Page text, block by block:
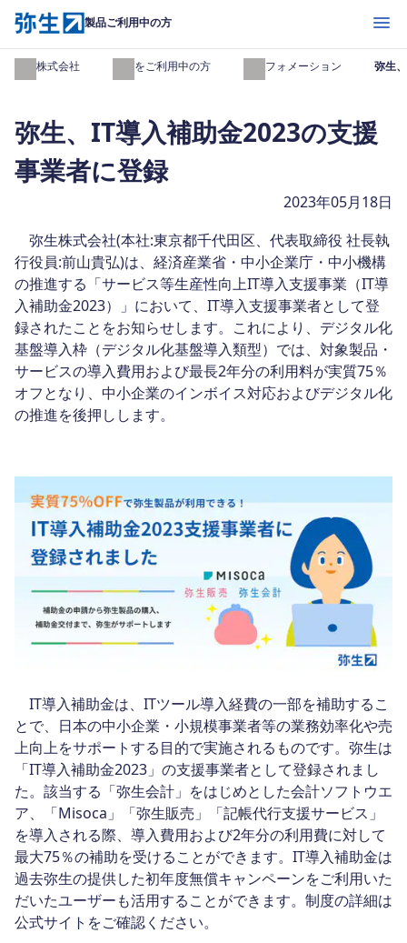
製品ご利用中の方 開く
弥生株式会社 製品をご利用中の方 インフォメーション 弥生
弥生、IT導入補助金2023の支援
事業者に登録
2023年05月18日
弥生株式会社(本社:東京都千代田区、代表取締役 社長執
行役員:前山貴弘)は、経済産業省・中小企業庁・中小機構
の推進する「サービス等生産性向上IT導入支援事業（IT導
入補助金2023）」において、IT導入支援事業者として登
録されたことをお知らせします。これにより、デジタル化
基盤導入枠（デジタル化基盤導入類型）では、対象製品・
サービスの導入費用および最長2年分の利用料が実質75％
オフとなり、中小企業のインボイス対応およびデジタル化
の推進を後押しします。
IT導入補助金は、ITツール導入経費の一部を補助するこ
とで、日本の中小企業・小規模事業者等の業務効率化や売
上向上をサポートする目的で実施されるものです。弥生は
「IT導入補助金2023」の支援事業者として登録されまし
た。該当する「弥生会計」をはじめとした会計ソフトウエ
ア、「Misoca」「弥生販売」「記帳代行支援サービス」
を導入される際、導入費用および2年分の利用費に対して
最大75％の補助を受けることができます。IT導入補助金は
過去弥生の提供した初年度無償キャンペーンをご利用いた
だいたユーザーも活用することができます。制度の詳細は
公式サイトをご確認ください。